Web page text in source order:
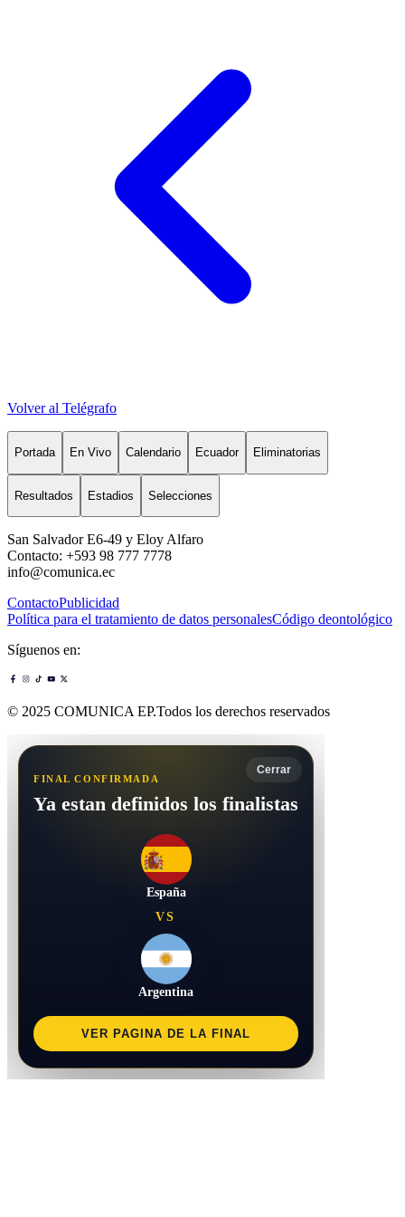
Volver al Telégrafo
Portada En Vivo Calendario Ecuador Eliminatorias
Resultados Estadios Selecciones
San Salvador E6-49 y Eloy Alfaro
Contacto: +593 98 777 7778
info@comunica.ec
ContactoPublicidad
Política para el tratamiento de datos personalesCódigo deontológico
Síguenos en:
© 2025 COMUNICA EP.Todos los derechos reservados
Cerrar
FINAL CONFIRMADA
Ya estan definidos los finalistas
España
VS
Argentina
VER PAGINA DE LA FINAL